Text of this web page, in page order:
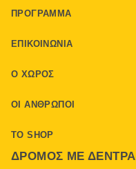
ΠΡΌΓΡΑΜΜΑ
ΕΠΙΚΟΙΝΩΝΊΑ
Ο ΧΏΡΟΣ
ΟΙ ΆΝΘΡΩΠΟΙ
ΤΟ SHOP
ΔΡΌΜΟΣ ΜΕ ΔΈΝΤΡΑ